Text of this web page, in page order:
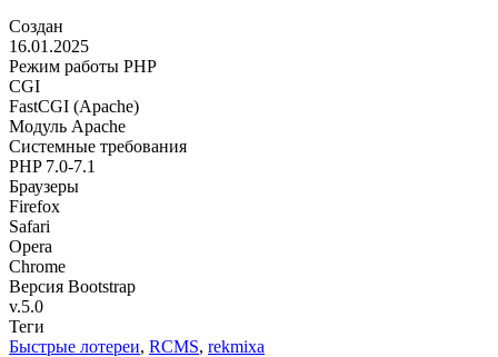
Создан
16.01.2025
Режим работы PHP
CGI
FastCGI (Apache)
Модуль Apache
Системные требования
PHP 7.0-7.1
Браузеры
Firefox
Safari
Opera
Chrome
Версия Bootstrap
v.5.0
Теги
Быстрые лотереи, RCMS, rekmixa